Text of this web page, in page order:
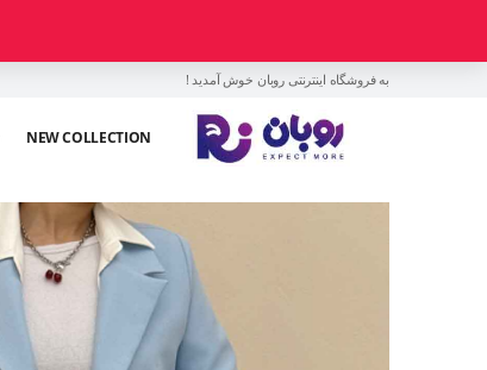
به فروشگاه اینترنتی روبان خوش آمدید !
NEW COLLECTION